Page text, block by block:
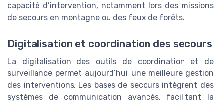
capacité d’intervention, notamment lors des missions
de secours en montagne ou des feux de forêts.
Digitalisation et coordination des secours
La digitalisation des outils de coordination et de
surveillance permet aujourd’hui une meilleure gestion
des interventions. Les bases de secours intègrent des
systèmes de communication avancés, facilitant la